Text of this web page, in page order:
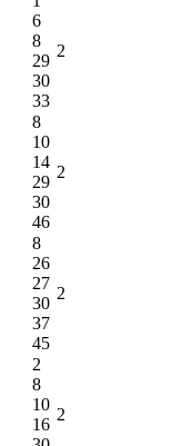
6
8
29
30
33
2
8
10
14
29
30
46
2
8
26
27
30
37
45
2
2
8
10
16
2